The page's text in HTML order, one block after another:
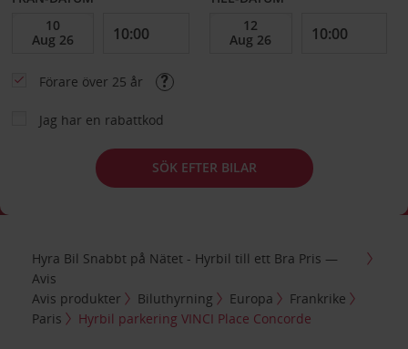
Förare över 25 år
Jag har en rabattkod
SÖK EFTER BILAR
Hyra Bil Snabbt på Nätet - Hyrbil till ett Bra Pris —
Avis
Avis produkter
Biluthyrning Europa
Frankrike
Paris
Hyrbil parkering VINCI Place Concorde